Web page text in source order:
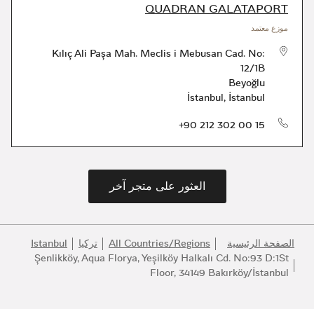
QUADRAN GALATAPORT
موزع معتمد
Kılıç Ali Paşa Mah. Meclis i Mebusan Cad. No:
12/1B
Beyoğlu
İstanbul, İstanbul
+90 212 302 00 15
العثور على متجر آخر
الصفحة الرئيسية All Countries/Regions تركيا
Istanbul
Şenlikköy, Aqua Florya, Yeşilköy Halkalı Cd. No:93 D:1St
Floor, 34149 Bakırköy/İstanbul